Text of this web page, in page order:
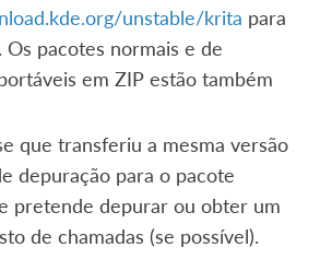
unstable/krita para
Os pacotes normais e de
em ZIP estão também
que transferiu a mesma versão
depuração para o pacote
pretende depurar ou obter um
de chamadas (se possível).